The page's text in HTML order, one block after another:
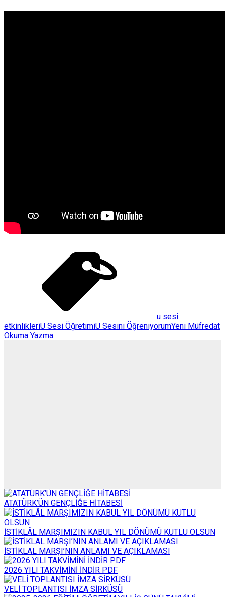
u sesi
etkinlikleriU Sesi ÖğretimiU Sesini ÖğreniyorumYeni Müfredat
Okuma Yazma
ATATÜRK’ÜN GENÇLİĞE HİTABESİ
İSTİKLÂL MARŞIMIZIN KABUL YIL DÖNÜMÜ KUTLU OLSUN
İSTİKLAL MARŞI’NIN ANLAMI VE AÇIKLAMASI
2026 YILI TAKVİMİNİ İNDİR PDF
VELİ TOPLANTISI İMZA SİRKÜSÜ